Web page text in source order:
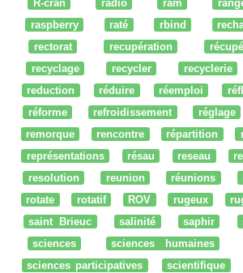
R-cran
radio ram
raspberry
raté rbind
rectorat
recupération
recyclage
recycler recyclerie
reduction
réduire réemploi
réforme
refroidissement réglage
remorque
rencontre répartition
représentations
résau reseau
resolution
reunion réunions
rotate
rotatif ROV rugeux
saint Brieuc
salinité saphir
sciences
sciences humaines
sciences participatives
scientifique